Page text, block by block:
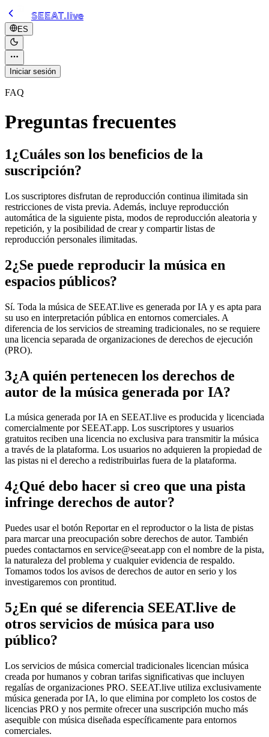
SEEAT.live
ES
Iniciar sesión
FAQ
Preguntas frecuentes
1¿Cuáles son los beneficios de la
suscripción?
Los suscriptores disfrutan de reproducción continua ilimitada sin
restricciones de vista previa. Además, incluye reproducción
automática de la siguiente pista, modos de reproducción aleatoria y
repetición, y la posibilidad de crear y compartir listas de
reproducción personales ilimitadas.
2¿Se puede reproducir la música en
espacios públicos?
Sí. Toda la música de SEEAT.live es generada por IA y es apta para
su uso en interpretación pública en entornos comerciales. A
diferencia de los servicios de streaming tradicionales, no se requiere
una licencia separada de organizaciones de derechos de ejecución
(PRO).
3¿A quién pertenecen los derechos de
autor de la música generada por IA?
La música generada por IA en SEEAT.live es producida y licenciada
comercialmente por SEEAT.app. Los suscriptores y usuarios
gratuitos reciben una licencia no exclusiva para transmitir la música
a través de la plataforma. Los usuarios no adquieren la propiedad de
las pistas ni el derecho a redistribuirlas fuera de la plataforma.
4¿Qué debo hacer si creo que una pista
infringe derechos de autor?
Puedes usar el botón Reportar en el reproductor o la lista de pistas
para marcar una preocupación sobre derechos de autor. También
puedes contactarnos en service@seeat.app con el nombre de la pista,
la naturaleza del problema y cualquier evidencia de respaldo.
Tomamos todos los avisos de derechos de autor en serio y los
investigaremos con prontitud.
5¿En qué se diferencia SEEAT.live de
otros servicios de música para uso
público?
Los servicios de música comercial tradicionales licencian música
creada por humanos y cobran tarifas significativas que incluyen
regalías de organizaciones PRO. SEEAT.live utiliza exclusivamente
música generada por IA, lo que elimina por completo los costos de
licencias PRO y nos permite ofrecer una suscripción mucho más
asequible con música diseñada específicamente para entornos
comerciales.